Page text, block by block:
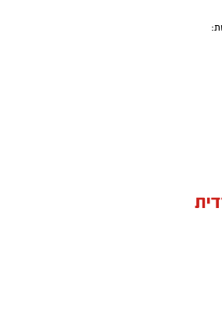
בלשי תחנת בית שמש,
אחר רכב החשוד בסחר
החשד שתי עסקאות סחר
ביצעו את מעצר
מסוכנים, טלפון נייד
להמשיך טיפול חקירה.